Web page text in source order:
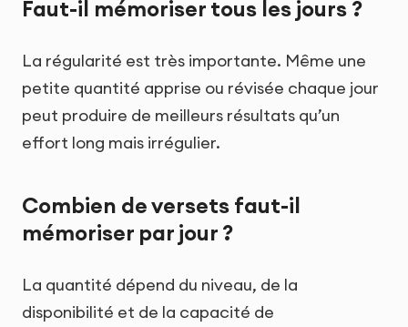
Faut-il mémoriser tous les jours ?
La régularité est très importante. Même une
petite quantité apprise ou révisée chaque jour
peut produire de meilleurs résultats qu’un
effort long mais irrégulier.
Combien de versets faut-il
mémoriser par jour ?
La quantité dépend du niveau, de la
disponibilité et de la capacité de